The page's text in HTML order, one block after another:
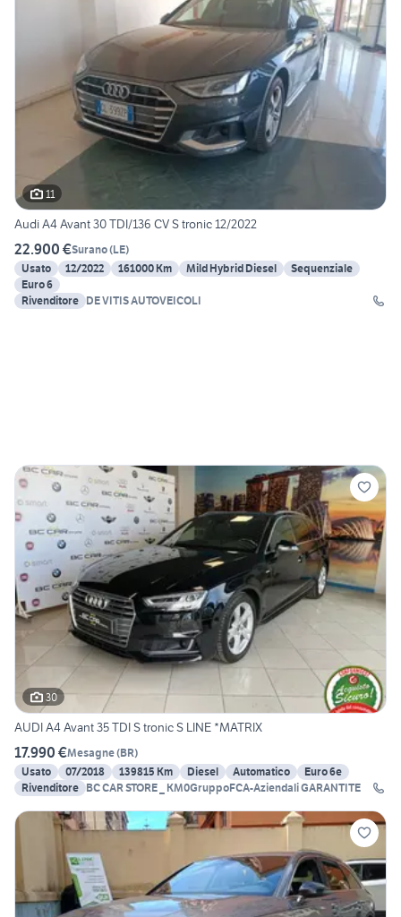
11
Audi A4 Avant 30 TDI/136 CV S tronic 12/2022
22.900 €Surano(LE)
Usato
12/2022 161000 Km Mild Hybrid Diesel
Sequenziale
Euro 6
Rivenditore DE VITIS AUTOVEICOLI
30
AUDI A4 Avant 35 TDI S tronic S LINE *MATRIX
17.990 €Mesagne(BR)
Usato
07/2018 139815 Km Diesel Automatico
Euro 6e
Rivenditore BC CAR STORE _ KM0GruppoFCA-Aziendali GARANTITE